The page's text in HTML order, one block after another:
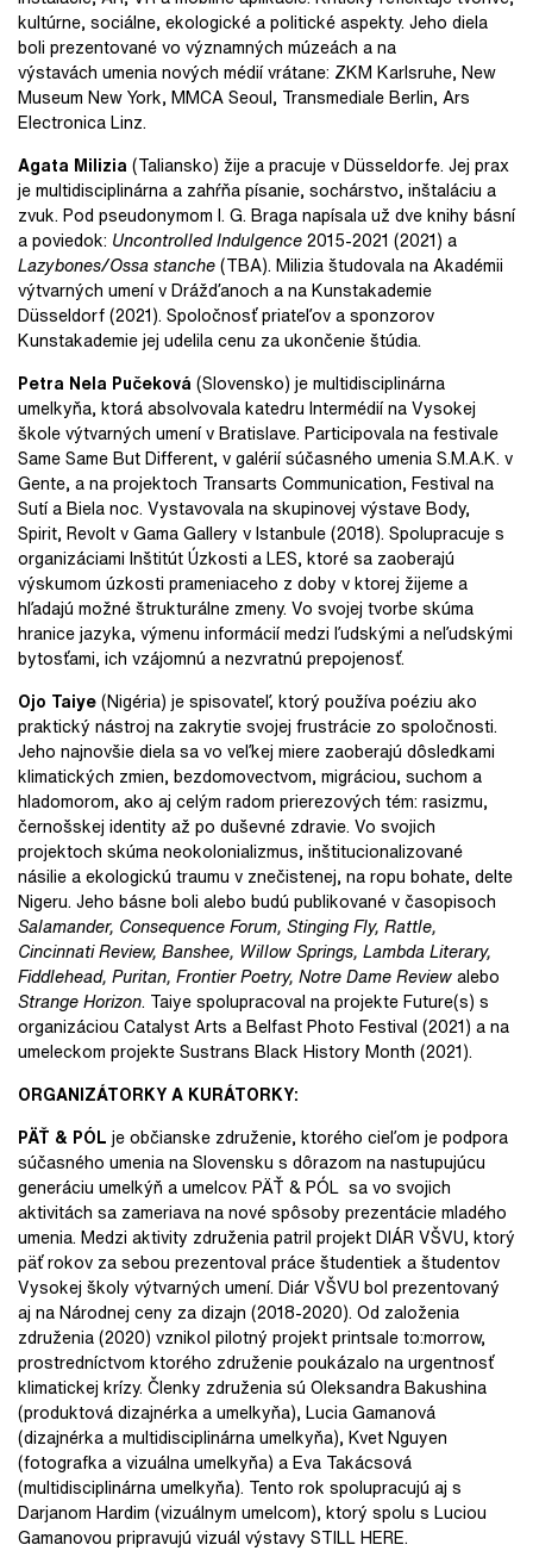
kultúrne, sociálne, ekologické a politické aspekty. Jeho diela
boli prezentované vo významných múzeách a na
výstavách umenia nových médií vrátane: ZKM Karlsruhe, New
Museum New York, MMCA Seoul, Transmediale Berlin, Ars
Electronica Linz.
Agata Milizia (Taliansko) žije a pracuje v Düsseldorfe. Jej prax
je multidisciplinárna a zahŕňa písanie, sochárstvo, inštaláciu a
zvuk. Pod pseudonymom I. G. Braga napísala už dve knihy básní
a poviedok: Uncontrolled Indulgence2015-2021 (2021) a
Lazybones/Ossa stanche(TBA). Milizia študovala na Akadémii
výtvarných umení v Drážďanoch a na Kunstakademie
Düsseldorf (2021). Spoločnosť priateľov a sponzorov
Kunstakademie jej udelila cenu za ukončenie štúdia.
Petra Nela Pučeková (Slovensko) je multidisciplinárna
umelkyňa, ktorá absolvovala katedru Intermédií na Vysokej
škole výtvarných umení v Bratislave. Participovala na festivale
Same SameBut Different, v galérií súčasného umenia S.M.A.K. v
Gente, a na projektoch Transarts Communication, Festival na
Sutí a Biela noc. Vystavovala na skupinovej výstave Body,
Spirit, Revolt v Gama Gallery v Istanbule (2018). Spolupracuje s
organizáciami Inštitút Úzkosti a LES, ktoré sa zaoberajú
výskumom úzkosti prameniaceho z doby v ktorej žijeme a
hľadajú možné štrukturálne zmeny. Vo svojej tvorbe skúma
hranice jazyka, výmenu informácií medzi ľudskými a neľudskými
bytosťami, ich vzájomnú a nezvratnú prepojenosť.
Ojo Taiye(Nigéria) je spisovateľ, ktorý používa poéziu ako
praktický nástroj na zakrytie svojej frustrácie zo spoločnosti.
Jeho najnovšie diela sa vo veľkej miere zaoberajú dôsledkami
klimatických zmien, bezdomovectvom, migráciou, suchom a
hladomorom, ako aj celým radom prierezových tém: rasizmu,
černošskej identity až po duševné zdravie. Vo svojich
projektoch skúma neokolonializmus, inštitucionalizované
násilie a ekologickú traumu v znečistenej, na ropu bohate, delte
Nigeru. Jeho básne boli alebo budú publikované v časopisoch
Salamander, Consequence Forum, Stinging Fly, Rattle,
Cincinnati Review, Banshee, Willow Springs, Lambda Literary,
Fiddlehead, Puritan, Frontier Poetry, Notre Dame Reviewalebo
Strange Horizon. Taiye spolupracoval na projekte Future(s) s
organizáciou Catalyst Arts a Belfast Photo Festival (2021) a na
umeleckom projekte Sustrans Black History Month (2021).
ORGANIZÁTORKY A KURÁTORKY:
PÄŤ & PÓL je občianske združenie, ktorého cieľom je podpora
súčasného umenia na Slovensku s dôrazom na nastupujúcu
generáciu umelkýň a umelcov. PÄŤ & PÓL sa vo svojich
aktivitách sa zameriava na nové spôsoby prezentácie mladého
umenia. Medzi aktivity združenia patril projekt DIÁR VŠVU, ktorý
päť rokov za sebou prezentoval práce študentiek a študentov
Vysokej školy výtvarných umení. Diár VŠVU bol prezentovaný
aj na Národnej ceny za dizajn (2018-2020). Od založenia
združenia (2020) vznikol pilotný projekt printsale to:morrow,
prostredníctvom ktorého združenie poukázalo na urgentnosť
klimatickej krízy. Členky združenia sú Oleksandra Bakushina
(produktová dizajnérka a umelkyňa), Lucia Gamanová
(dizajnérka a multidisciplinárna umelkyňa), Kvet Nguyen
(fotografka a vizuálna umelkyňa) a Eva Takácsová
(multidisciplinárna umelkyňa). Tento rok spolupracujú aj s
Darjanom Hardim (vizuálnym umelcom), ktorý spolu s Luciou
Gamanovou pripravujú vizuál výstavy STILL HERE.